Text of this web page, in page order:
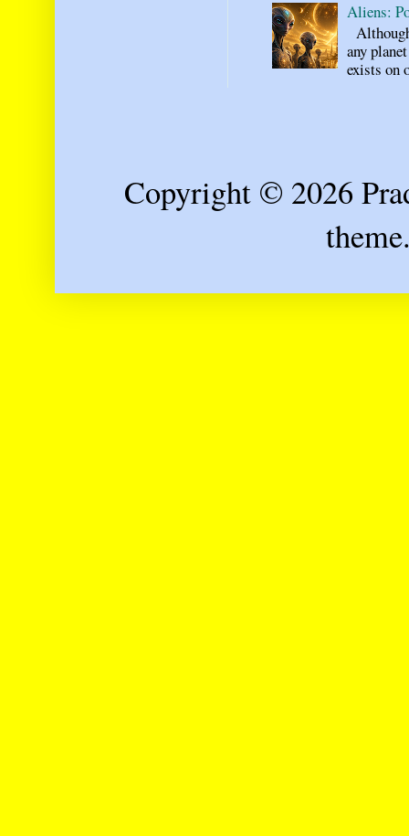
Aliens:
any
exists on
Copyright © 2026